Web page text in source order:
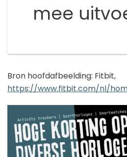
mee
Bron hoofdafbeelding: Fitbit,
https://www.fitbit.com/nl/